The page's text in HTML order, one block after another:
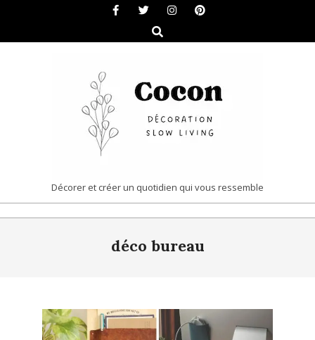
content
Search
COCON
|
DÉCORATION
LIVING
Décorer et créer un quotidien qui vous ressemble
déco bureau